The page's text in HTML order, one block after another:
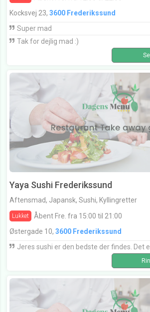
Kocksvej 23, 3600 Frederikssund
Super mad
Tak for dejlig mad :)
Yaya Sushi Frederikssund
Aftensmad, Japansk, Sushi, Kyllingretter
Lukket Åbent Fre. fra 15:00 til 21:00
Østergade 10, 3600 Frederikssund
Jeres sushi er den bedste der findes. Det er en unik